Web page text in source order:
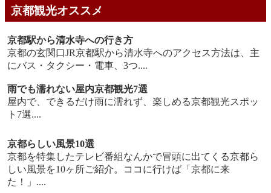
京都観光オススメ
京都駅から清水寺への行き方
京都の玄関口JR京都駅から清水寺へのアクセス方法は、主
にバス・タクシー・電車、3つ....
雨でも濡れない屋内京都観光7選
屋内で、できるだけ雨に濡れず、楽しめる京都観光スポッ
ト7選....
京都らしい風景10選
京都を特集したテレビ番組なんかで冒頭に出てくる京都ら
しい風景を10ヶ所ご紹介。ココに行けば「京都に来
た！」....